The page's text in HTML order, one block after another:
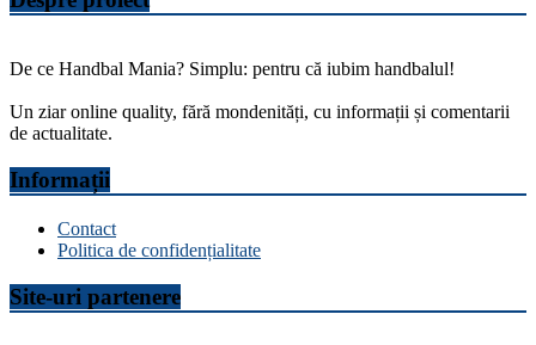
De ce Handbal Mania? Simplu: pentru că iubim handbalul!
Un ziar online quality, fără mondenități, cu informații și comentarii
de actualitate.
Informații
Contact
Politica de confidențialitate
Site-uri partenere